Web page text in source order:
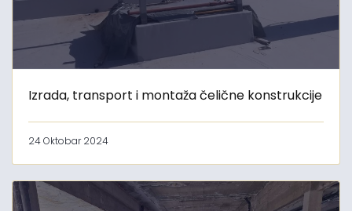
Izrada, transport i montaža čelične konstrukcije
24 Oktobar 2024